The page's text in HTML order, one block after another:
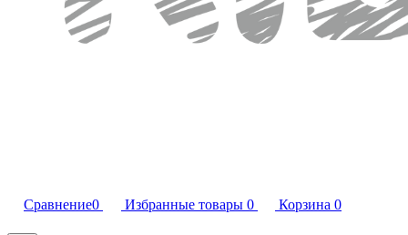
Сравнение0 Избранные товары 0 Корзина 0